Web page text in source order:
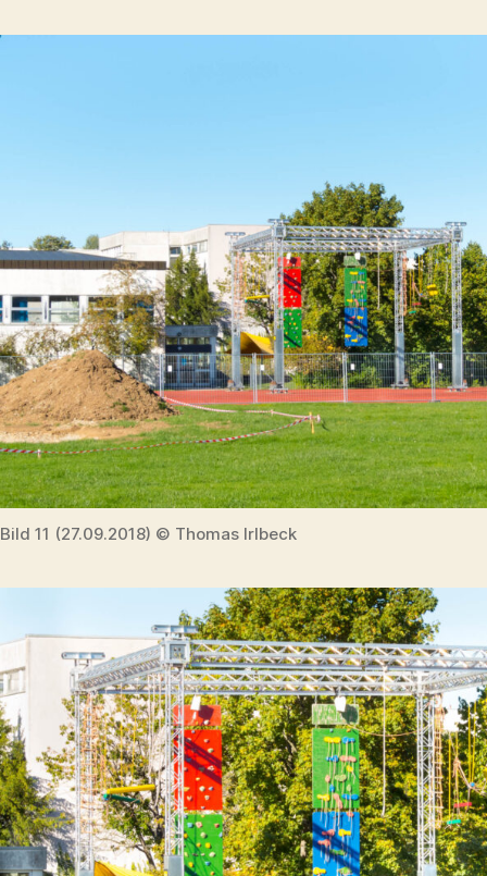
Bild 11 (27.09.2018) © Thomas Irlbeck